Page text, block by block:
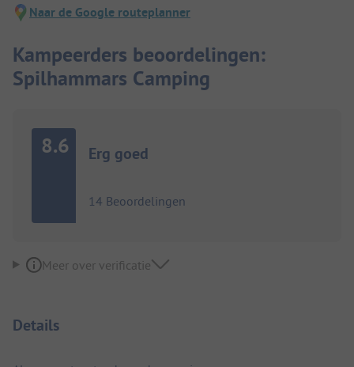
Naar de Google routeplanner
Kampeerders beoordelingen:
Spilhammars Camping
8.6 Erg goed
14 Beoordelingen
Meer over verificatie
Details